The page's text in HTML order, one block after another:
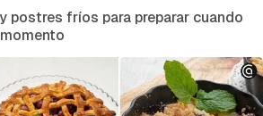
postres fríos para preparar cuando